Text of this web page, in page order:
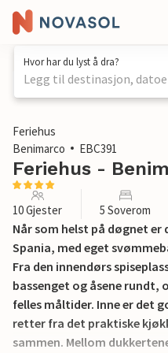
Hvor har du lyst å dra?
Legg til destinasjon,
1 / 26
Feriehus
Benimarco
EBC391
Feriehus -
10 Gjester 5 Soverom
Når som helst på døgnet
Spania, med eget
Fra den innendørs
bassenget og åsene rundt,
felles måltider. Inne er det
retter fra det praktiske
sammen. Mellom